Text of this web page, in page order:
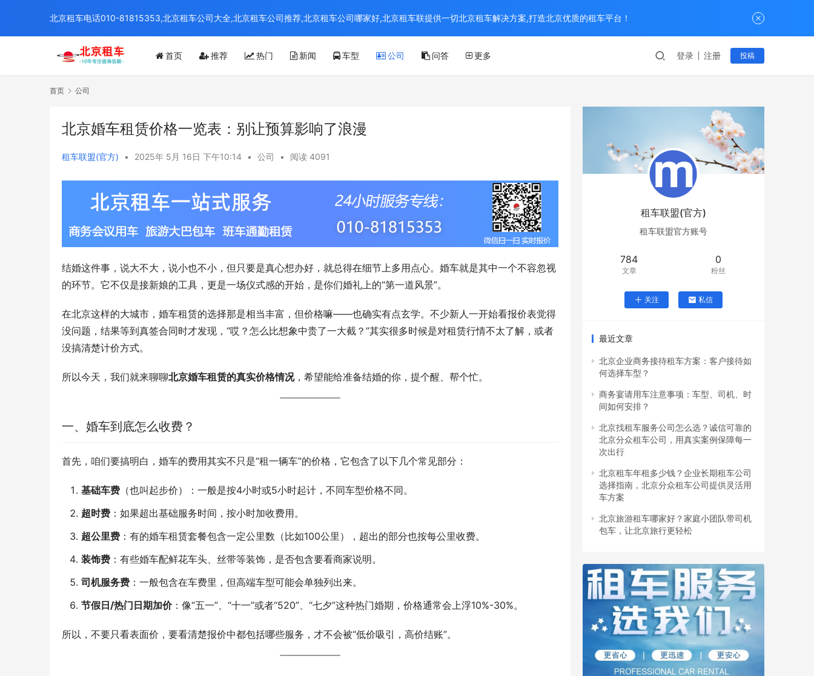
首页 推荐 热门 新闻 车型 公司 问答 更多 登录 注册 投稿
首页 公司
北京婚车租赁价格一览表：别让预算影响了浪漫
租车联盟(官方) • 2025年 5月 16日 下午10:14 • 公司 • 阅读 4091
结婚这件事，说大不大，说小也不小，但只要是真心想办好，就总得在细节上多用点心。婚车就是其中一个不容忽视
的环节。它不仅是接新娘的工具，更是一场仪式感的开始，是你们婚礼上的“第一道风景”。
在北京这样的大城市，婚车租赁的选择那是相当丰富，但价格嘛——也确实有点玄学。不少新人一开始看报价表觉得
没问题，结果等到真签合同时才发现，“哎？怎么比想象中贵了一大截？”其实很多时候是对租赁行情不太了解，或者
没搞清楚计价方式。
所以今天，我们就来聊聊北京婚车租赁的真实价格情况，希望能给准备结婚的你，提个醒、帮个忙。
一、婚车到底怎么收费？
首先，咱们要搞明白，婚车的费用其实不只是“租一辆车”的价格，它包含了以下几个常见部分：
基础车费 （也叫起步价）：一般是按4小时或5小时起计，不同车型价格不同。
超时费 ：如果超出基础服务时间，按小时加收费用。
超公里费 ：有的婚车租赁套餐包含一定公里数（比如100公里），超出的部分也按每公里收费。
装饰费 ：有些婚车配鲜花车头、丝带等装饰，是否包含要看商家说明。
司机服务费 ：一般包含在车费里，但高端车型可能会单独列出来。
节假日/热门日期加价：像“五一”、“十一”或者“520”、“七夕”这种热门婚期，价格通常会上浮10%-30%。
所以，不要只看表面价，要看清楚报价中都包括哪些服务，才不会被“低价吸引，高价结账”。
租车联盟(官方)
租车联盟官方账号
784
文章
0
粉丝
关注 私信
最近文章
北京企业商务接待租车方案：客户接待如
何选择车型？
商务宴请用车注意事项：车型、司机、时
间如何安排？
北京找租车服务公司怎么选？诚信可靠的
北京分众租车公司，用真实案例保障每一
次出行
北京租车年租多少钱？企业长期租车公司
选择指南，北京分众租车公司提供灵活用
车方案
北京旅游租车哪家好？家庭小团队带司机
包车，让北京旅行更轻松
北京租车电话010-81815353,北京租车公司大全,北京租车公司推荐,北京租车公司哪家好,北京租车联提供一切北京租车解决方案,打造北京优质的租车平台！